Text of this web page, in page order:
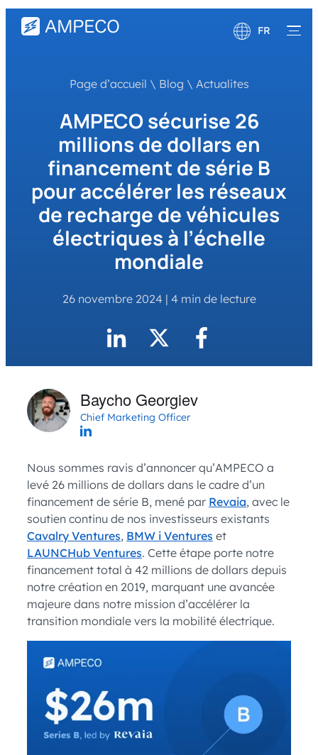
FR
Deutsch
Page d’accueil \ Blog \ Actualites
AMPECO sécurise 26
millions de dollars en
financement de série B
pour accélérer les réseaux
de recharge de véhicules
électriques à l’échelle
mondiale
26 novembre 2024| 4 min de lecture
Baycho Georgiev
Chief Marketing Officer
Nous sommes ravis d’annoncer qu’AMPECO a
levé 26 millions de dollars dans le cadre d’un
financement de série B, mené par Revaia, avec le
soutien continu de nos investisseurs existants
Cavalry Ventures, BMW i Ventures et
LAUNCHub Ventures. Cette étape porte notre
financement total à 42 millions de dollars depuis
notre création en 2019, marquant une avancée
majeure dans notre mission d’accélérer la
transition mondiale vers la mobilité électrique.